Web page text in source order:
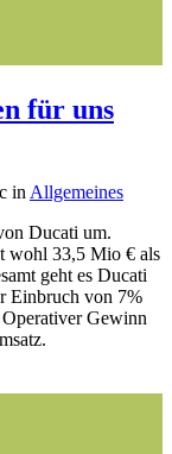
für uns
in Allgemeines
Ducati um.
wohl 33,5 Mio € als
geht es Ducati
Einbruch von 7%
Gewinn